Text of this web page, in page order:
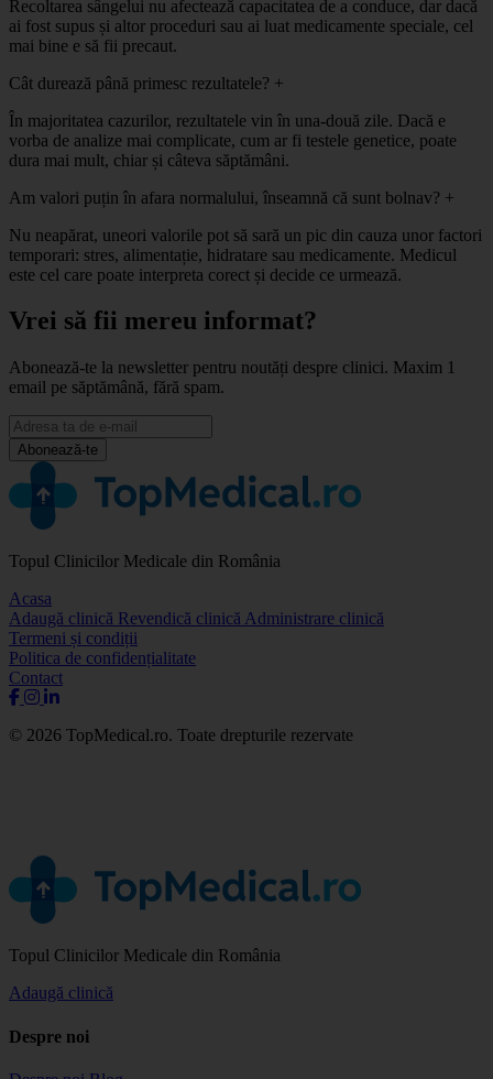
Recoltarea sângelui nu afectează capacitatea de a conduce, dar dacă
ai fost supus și altor proceduri sau ai luat medicamente speciale, cel
mai bine e să fii precaut.
Cât durează până primesc rezultatele? +
În majoritatea cazurilor, rezultatele vin în una-două zile. Dacă e
vorba de analize mai complicate, cum ar fi testele genetice, poate
dura mai mult, chiar și câteva săptămâni.
Am valori puțin în afara normalului, înseamnă că sunt bolnav? +
Nu neapărat, uneori valorile pot să sară un pic din cauza unor factori
temporari: stres, alimentație, hidratare sau medicamente. Medicul
este cel care poate interpreta corect și decide ce urmează.
Vrei să fii mereu informat?
Abonează-te la newsletter pentru noutăți despre clinici. Maxim 1
email pe săptămână, fără spam.
Abonează-te
Topul Clinicilor Medicale din România
Acasa
Adaugă clinică Revendică clinică Administrare clinică
Termeni și condiții
Politica de confidențialitate
Contact
© 2026 TopMedical.ro. Toate drepturile rezervate
Topul Clinicilor Medicale din România
Adaugă clinică
Despre noi